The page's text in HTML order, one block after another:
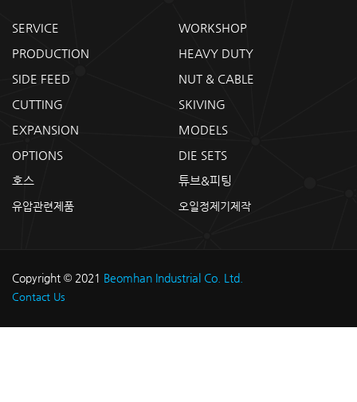
SERVICE
WORKSHOP
PRODUCTION
HEAVY DUTY
SIDE FEED
NUT & CABLE
CUTTING
SKIVING
EXPANSION
MODELS
OPTIONS
DIE SETS
호스
튜브&피팅
유압관련제품 오일정제기제작
Copyright © 2021 Beomhan Industrial Co. Ltd.
Contact Us